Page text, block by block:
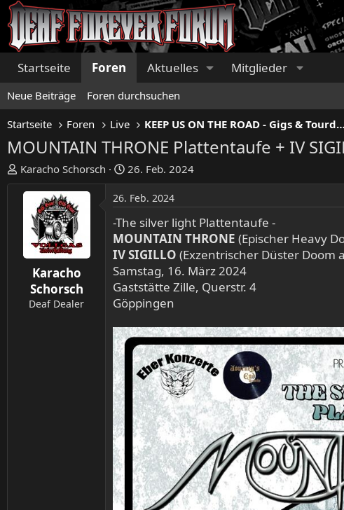
Startseite Foren Aktuelles Mitglieder
Neue Beiträge Foren durchsuchen
Startseite Foren Live KEEP US ON THE ROAD - Gigs & Tourdates
MOUNTAIN THRONE Plattentaufe + IV
E
r
s
Karacho Schorsch
E
r
s
e
l
l
t
a
m
26. Feb. 2024
Karacho
Schorsch
Deaf Dealer
26. Feb. 2024
-The silver light Plattentaufe -
MOUNTAIN THRONE (Epischer Heavy
IV SIGILLO (Exzentrischer Düster Doom
Samstag, 16. März 2024
Gaststätte Zille, Querstr. 4
Göppingen